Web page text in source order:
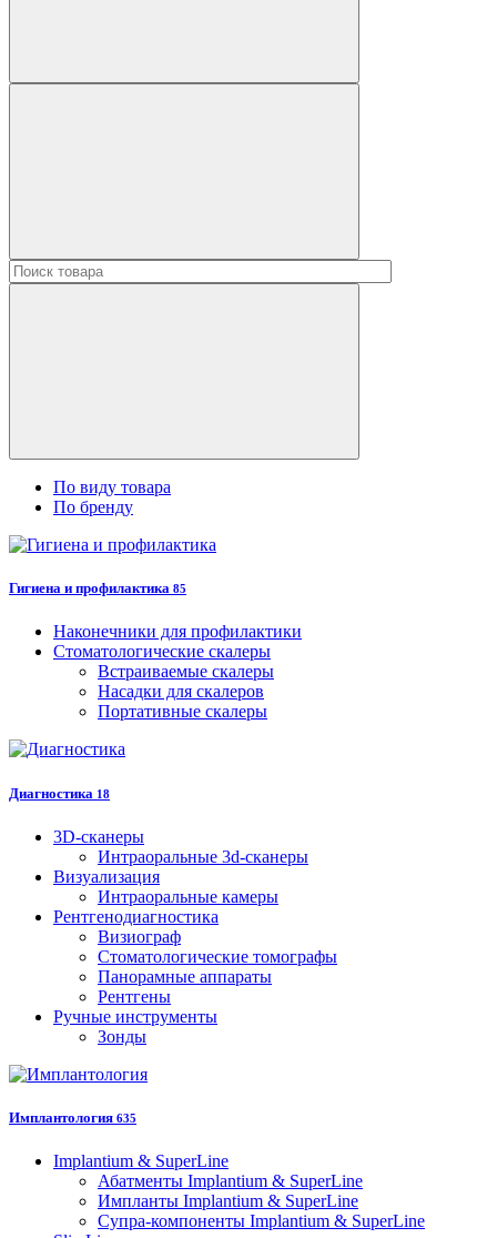
По виду товара
По бренду
Гигиена и профилактика 85
Наконечники для профилактики
Стоматологические скалеры
Встраиваемые скалеры
Насадки для скалеров
Портативные скалеры
Диагностика 18
3D-сканеры
Интраоральные 3d-сканеры
Визуализация
Интраоральные камеры
Рентгенодиагностика
Визиограф
Стоматологические томографы
Панорамные аппараты
Рентгены
Ручные инструменты
Зонды
Имплантология 635
Implantium & SuperLine
Абатменты Implantium & SuperLine
Импланты Implantium & SuperLine
Супра-компоненты Implantium & SuperLine